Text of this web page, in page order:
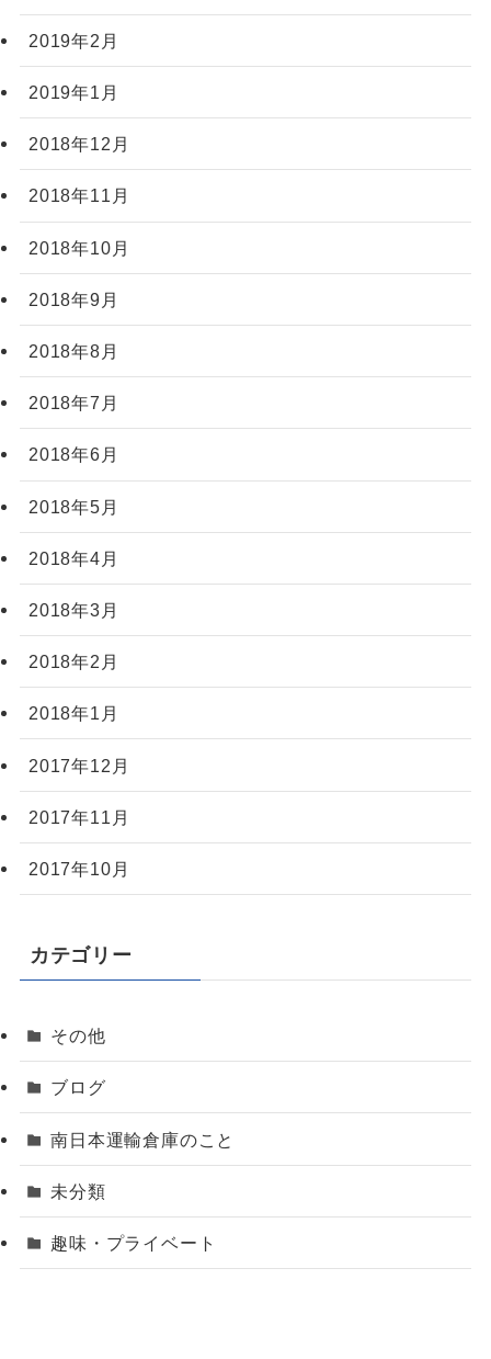
2019年2月
2019年1月
2018年12月
2018年11月
2018年10月
2018年9月
2018年8月
2018年7月
2018年6月
2018年5月
2018年4月
2018年3月
2018年2月
2018年1月
2017年12月
2017年11月
2017年10月
カテゴリー
その他
ブログ
南日本運輸倉庫のこと
未分類
趣味・プライベート